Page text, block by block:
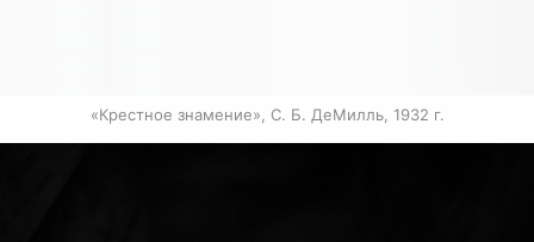
«Крестное знамение», С. Б. ДеМилль, 1932 г.